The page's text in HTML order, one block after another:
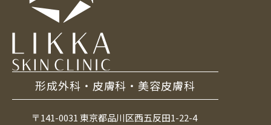
形成外科・皮膚科・美容皮膚科
〒141-0031 東京都品川区西五反田1-22-4